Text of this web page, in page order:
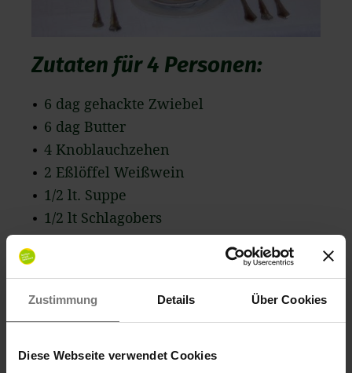
Zustimmung Details Über Cookies
Diese Webseite verwendet Cookies
Zutaten für 4 Personen:
6 dag gehackte Zwiebel
6 dag Butter
4 Knoblauchzehen
2 Eßlöffel Weißwein
1/2 lt. Suppe
1/2 lt Schlagobers
Speisestärke
Und so wird's gemacht:
Gehackte Zwiebel und die zerdrückten
lassen, dann mit Weißwein löschen, mit